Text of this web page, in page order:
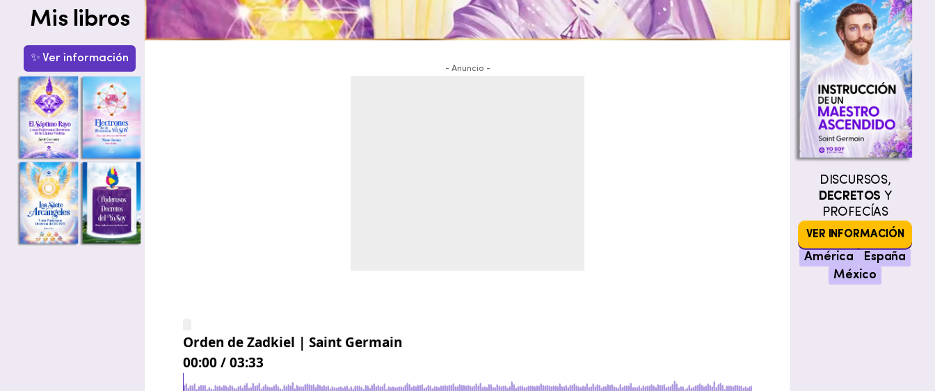
Mis libros
✨ Ver información
- Anuncio -
Orden de Zadkiel | Saint Germain
00:00 / 03:33
DISCURSOS,
DECRETOS Y
PROFECÍAS
VER INFORMACIÓN
América
España
México